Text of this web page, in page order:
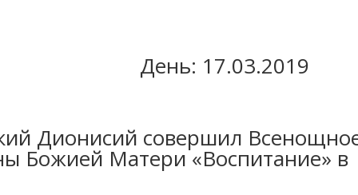
День: 17.03.2019
Дионисий совершил
Божией Матери «Воспитание» в